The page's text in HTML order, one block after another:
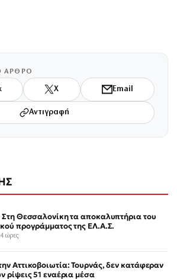
ΑΡΘΡΟ
X Email
Αντιγραφή
Στη Θεσσαλονίκη τα αποκαλυπτήρια του
προγράμματος της ΕΛ.Α.Σ.
ώρες
Αττικοβοιωτία: Τουρνάς, δεν κατάφεραν
ρίψεις 51 εναέρια μέσα